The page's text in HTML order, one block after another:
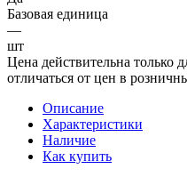
Базовая единица
—
шт
Цена действительна только
отличаться от цен в
Описание
Характеристики
Наличие
Как купить